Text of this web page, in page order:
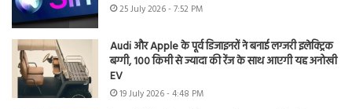
25 July 2026 - 7:52 PM
Audi और Apple के पूर्व डिजाइनरों ने बनाई लग्जरी इलेक्ट्रिक
बग्गी, 100 किमी से ज्यादा की रेंज के साथ आएगी यह अनोखी
EV
19 July 2026 - 4:48 PM